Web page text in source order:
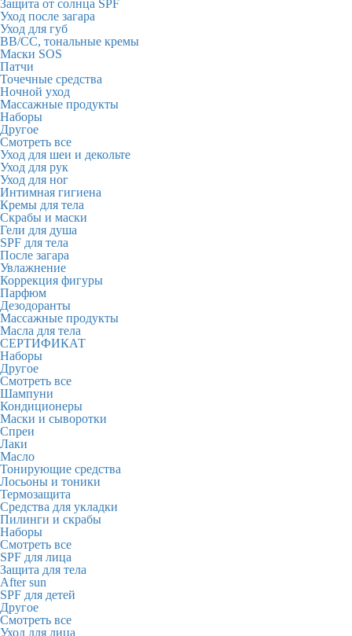
Защита от солнца SPF
Уход после загара
Уход для губ
BB/CC, тональные кремы
Маски SOS
Патчи
Точечные средства
Ночной уход
Массажные продукты
Наборы
Другое
Смотреть все
Уход для шеи и декольте
Уход для рук
Уход для ног
Интимная гигиена
Кремы для тела
Скрабы и маски
Гели для душа
SPF для тела
После загара
Увлажнение
Коррекция фигуры
Парфюм
Дезодоранты
Массажные продукты
Масла для тела
СЕРТИФИКАТ
Наборы
Другое
Смотреть все
Шампуни
Кондиционеры
Маски и сыворотки
Спреи
Лаки
Масло
Тонирующие средства
Лосьоны и тоники
Термозащита
Средства для укладки
Пилинги и скрабы
Наборы
Смотреть все
SPF для лица
Защита для тела
After sun
SPF для детей
Другое
Смотреть все
Уход для лица